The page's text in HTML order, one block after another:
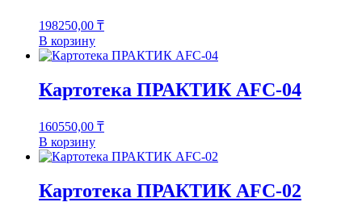
198250,00 ₸
В корзину
Картотека ПРАКТИК AFC-04
160550,00 ₸
В корзину
Картотека ПРАКТИК AFC-02